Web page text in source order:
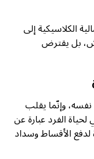
الكلاسيكية إلى
بل يقترض
وإنّما يقلب
الفرد عبارة عن
لدفع الأقساط وسداد